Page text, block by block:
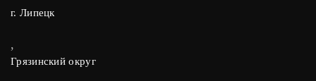
г. Липецк
,
Грязинский округ